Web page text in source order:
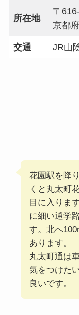
所在地
〒
京都
交通 JR山
花園駅を降
くと丸太町
目に入りま
に細い通学
す。北へ
あります。
丸太町通は
気をつけた
良いです。